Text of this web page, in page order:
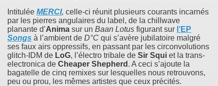
Intitulée MERCI, celle-ci réunit plusieurs courants incarnés
par les pierres angulaires du label, de la chillwave
planante d’Anima sur un Baan Lotus figurant sur l’EP
Songs à l’ambient de D°C qui s’avère jubilatoire malgré
ses faux airs oppressifs, en passant par les circonvolutions
glitch-IDM de LoG, l’électro tribale de Sir Squi et la trans-
electronica de Cheaper Shepherd . A ceci s’ajoute la
bagatelle de cinq remixes sur lesquelles nous retrouvons,
peu ou prou, les mêmes artistes que ceux précités.